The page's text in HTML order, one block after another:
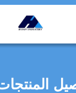
المنتجات